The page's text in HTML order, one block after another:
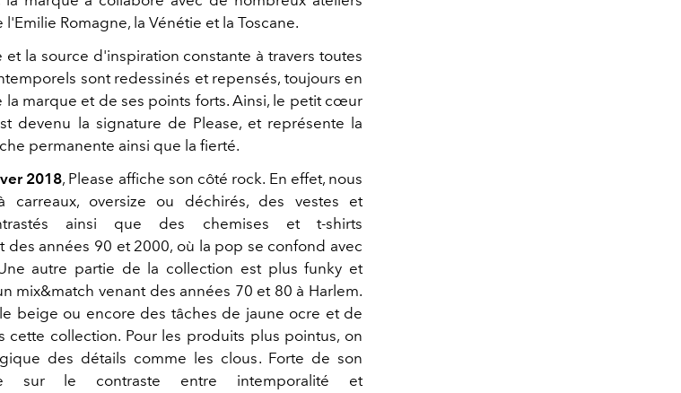
Romagne, la Vénétie et la Toscane.
la source d'inspiration constante à travers toutes
sont redessinés et repensés, toujours en
marque et de ses points forts. Ainsi, le petit cœur
devenu la signature de Please, et représente la
permanente ainsi que la fierté.
2018, Please affiche son côté rock. En effet, nous
carreaux, oversize ou déchirés, des vestes et
ainsi que des chemises et t-shirts
des années 90 et 2000, où la pop se confond avec
autre partie de la collection est plus funky et
mix&match venant des années 70 et 80 à Harlem.
beige ou encore des tâches de jaune ocre et de
cette collection. Pour les produits plus pointus, on
des détails comme les clous. Forte de son
sur le contraste entre intemporalité et